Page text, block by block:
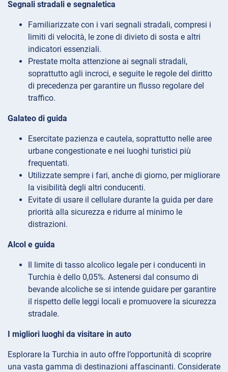
Segnali stradali e segnaletica
Familiarizzate con i vari segnali stradali, compresi i
limiti di velocità, le zone di divieto di sosta e altri
indicatori essenziali.
Prestate molta attenzione ai segnali stradali,
soprattutto agli incroci, e seguite le regole del diritto
di precedenza per garantire un flusso regolare del
traffico.
Galateo di guida
Esercitate pazienza e cautela, soprattutto nelle aree
urbane congestionate e nei luoghi turistici più
frequentati.
Utilizzate sempre i fari, anche di giorno, per migliorare
la visibilità degli altri conducenti.
Evitate di usare il cellulare durante la guida per dare
priorità alla sicurezza e ridurre al minimo le
distrazioni.
Alcol e guida
Il limite di tasso alcolico legale per i conducenti in
Turchia è dello 0,05%. Astenersi dal consumo di
bevande alcoliche se si intende guidare per garantire
il rispetto delle leggi locali e promuovere la sicurezza
stradale.
I migliori luoghi da visitare in auto
Esplorare la Turchia in auto offre l’opportunità di scoprire
una vasta gamma di destinazioni affascinanti. Considerate